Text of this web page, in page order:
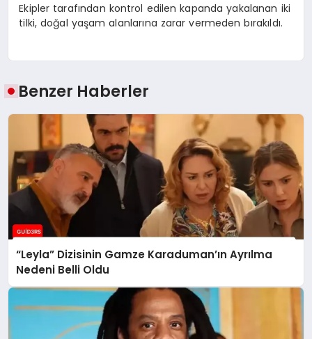
Ekipler tarafından kontrol edilen kapanda yakalanan iki
tilki, doğal yaşam alanlarına zarar vermeden bırakıldı.
Benzer Haberler
“Leyla” Dizisinin Gamze Karaduman’ın Ayrılma
Nedeni Belli Oldu